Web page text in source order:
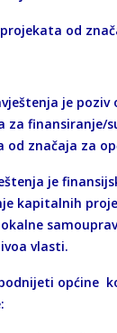
od
je poziv
za finansiranje/
značaja za
je
kapitalnih
vlasti.
općine